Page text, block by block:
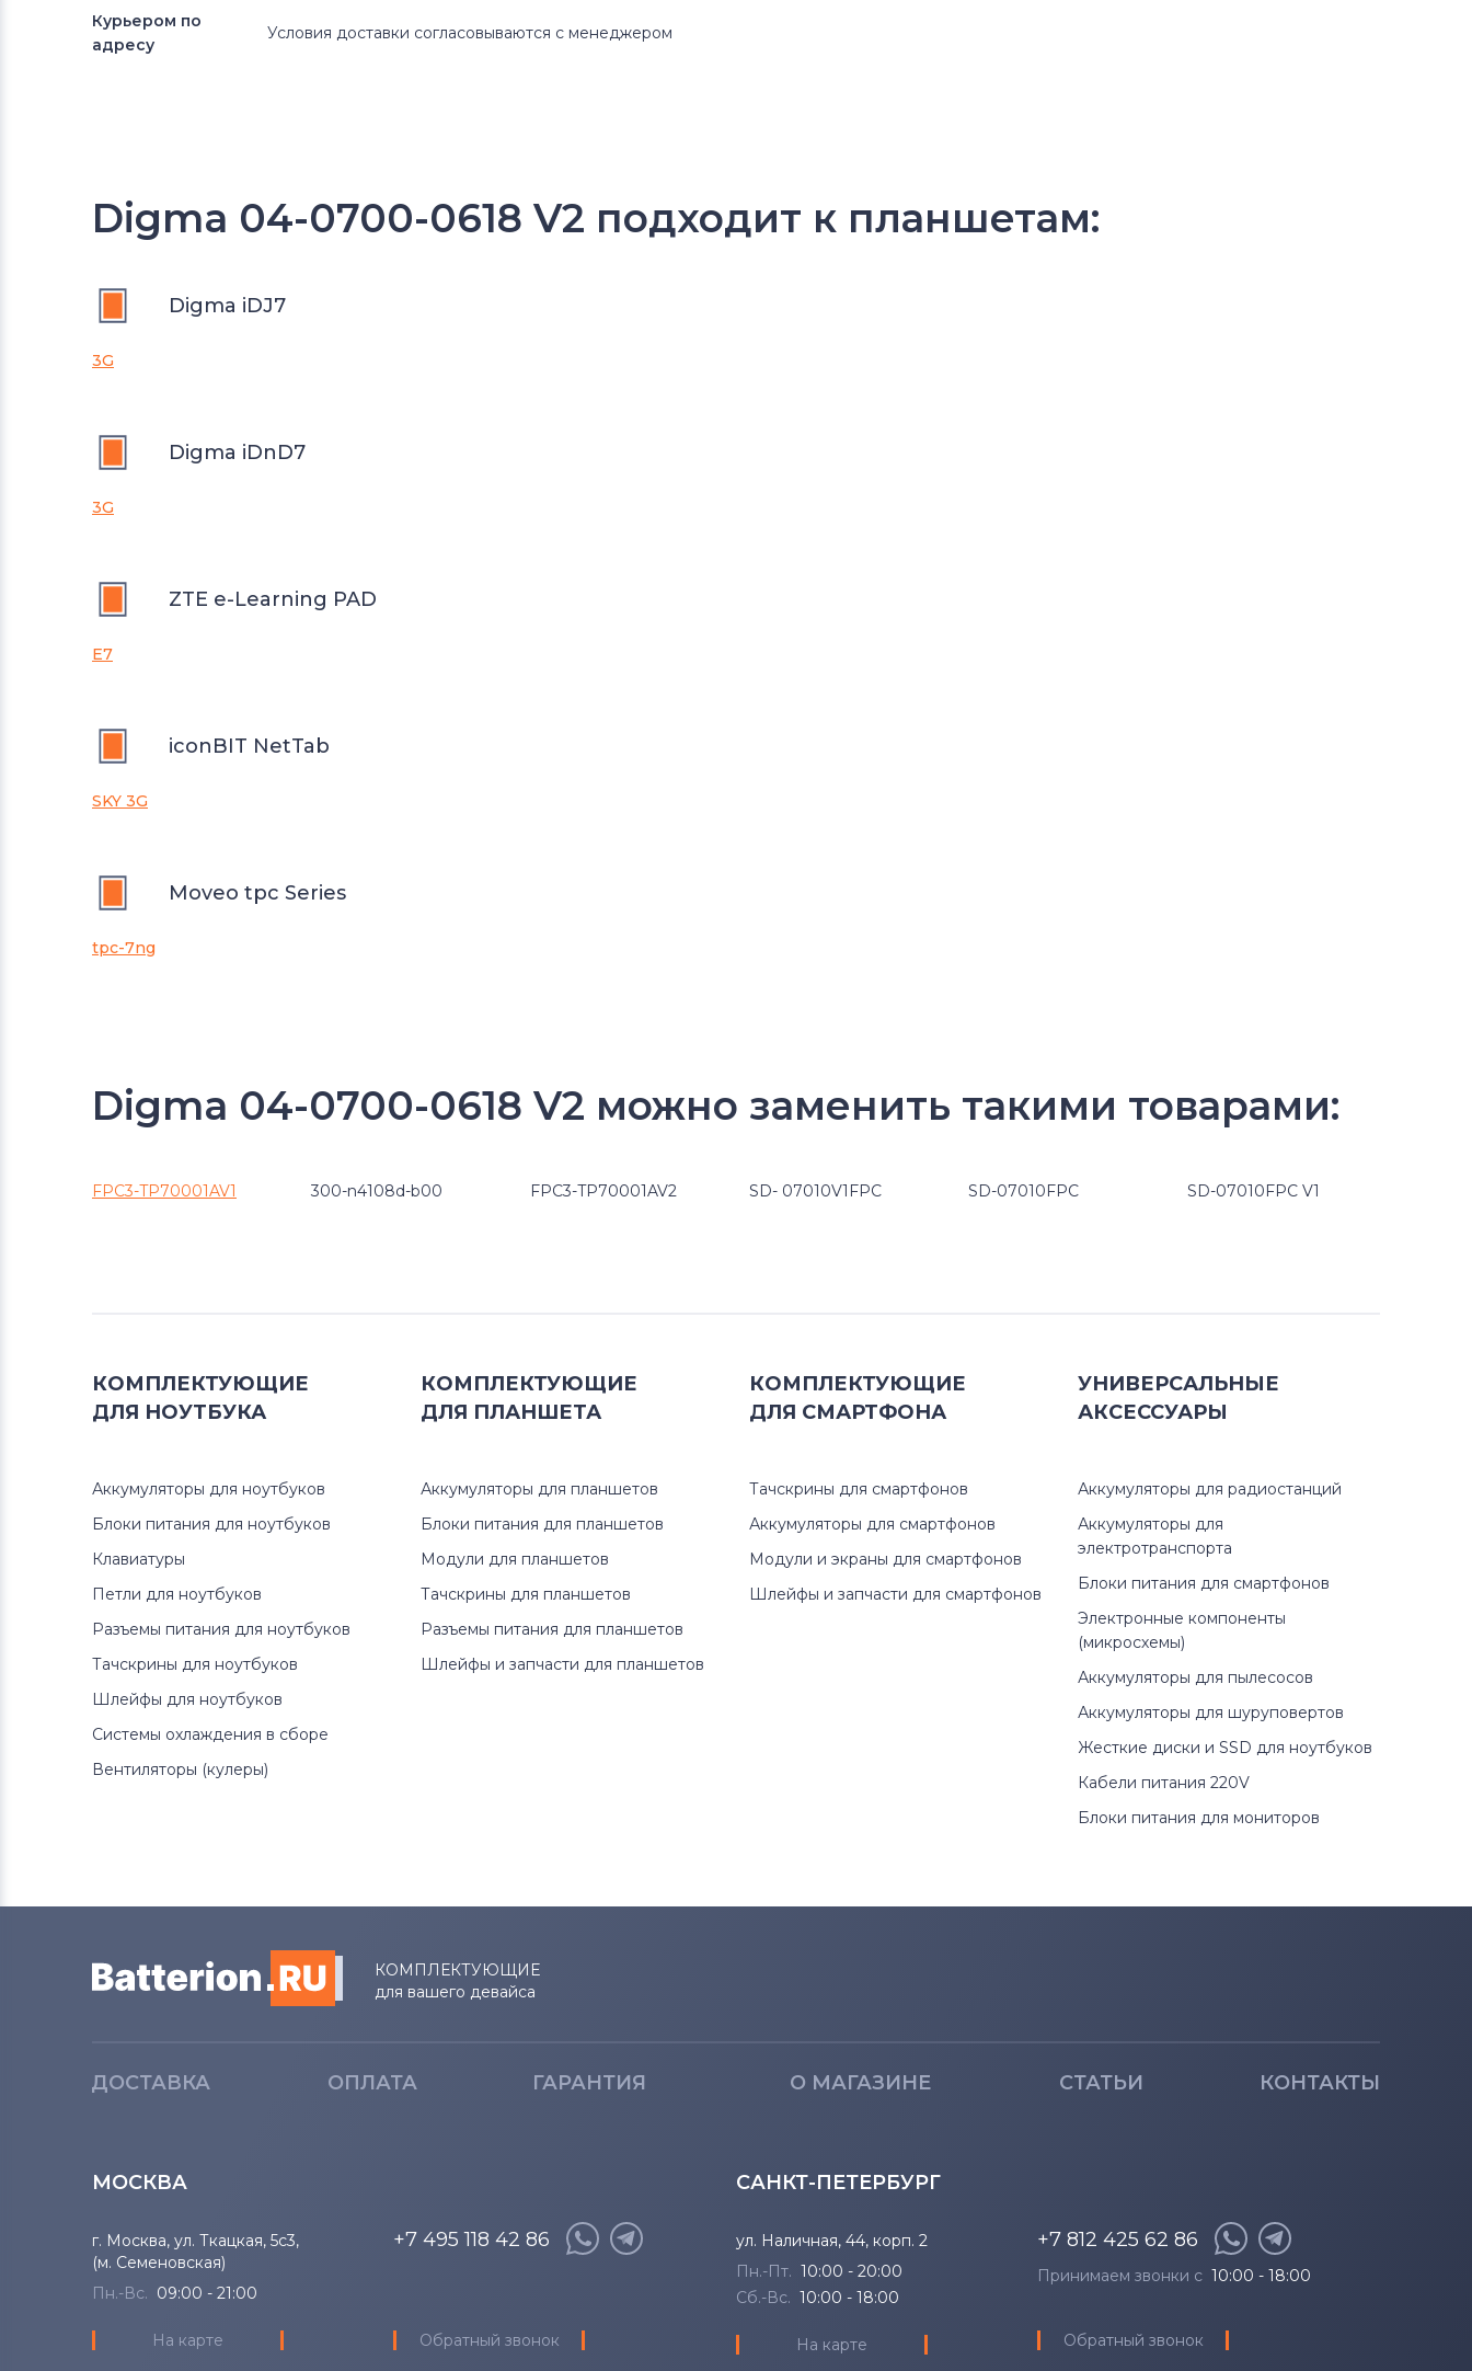
Курьером по
адресу
Условия доставки согласовываются с менеджером
Digma 04-0700-0618 V2 подходит к планшетам:
Digma iDJ7
3G
Digma iDnD7
3G
ZTE e-Learning PAD
E7
iconBIT NetTab
SKY 3G
Moveo tpc Series
tpc-7ng
Digma 04-0700-0618 V2 можно заменить такими товарами:
FPC3-TP70001AV1 300-n4108d-b00 FPC3-TP70001AV2 SD- 07010V1FPC SD-07010FPC SD-07010FPC V1
КОМПЛЕКТУЮЩИЕ
ДЛЯ НОУТБУКА
Аккумуляторы для ноутбуков
Блоки питания для ноутбуков
Клавиатуры
Петли для ноутбуков
Разъемы питания для ноутбуков
Тачскрины для ноутбуков
Шлейфы для ноутбуков
Системы охлаждения в сборе
Вентиляторы (кулеры)
КОМПЛЕКТУЮЩИЕ
ДЛЯ ПЛАНШЕТА
Аккумуляторы для планшетов
Блоки питания для планшетов
Модули для планшетов
Тачскрины для планшетов
Разъемы питания для планшетов
Шлейфы и запчасти для планшетов
КОМПЛЕКТУЮЩИЕ
ДЛЯ СМАРТФОНА
Тачскрины для смартфонов
Аккумуляторы для смартфонов
Модули и экраны для смартфонов
Шлейфы и запчасти для смартфонов
УНИВЕРСАЛЬНЫЕ
АКСЕССУАРЫ
Аккумуляторы для радиостанций
Аккумуляторы для
электротранспорта
Блоки питания для смартфонов
Электронные компоненты
(микросхемы)
Аккумуляторы для пылесосов
Аккумуляторы для шуруповертов
Жесткие диски и SSD для ноутбуков
Кабели питания 220V
Блоки питания для мониторов
КОМПЛЕКТУЮЩИЕ
для вашего девайса
ДОСТАВКА ОПЛАТА ГАРАНТИЯ О МАГАЗИНЕ СТАТЬИ КОНТАКТЫ
МОСКВА
г. Москва, ул. Ткацкая, 5с3,
(м. Семеновская)
Пн.-Вс. 09:00 - 21:00
На карте
+7 495 118 42 86
Обратный звонок
САНКТ-ПЕТЕРБУРГ
ул. Наличная, 44, корп. 2
Пн.-Пт. 10:00 - 20:00
Сб.-Вс. 10:00 - 18:00
На карте
+7 812 425 62 86
Принимаем звонки с 10:00 - 18:00
Обратный звонок